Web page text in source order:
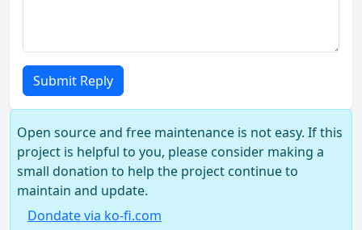
Submit Reply
Open source and free maintenance is not easy. If this
project is helpful to you, please consider making a
small donation to help the project continue to
maintain and update.
Dondate via ko-fi.com